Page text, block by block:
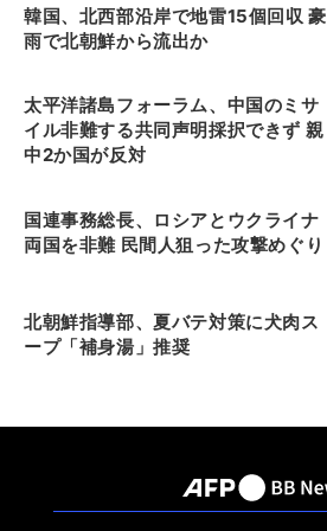
韓国、北西部沿岸で地雷15個回収 豪
雨で北朝鮮から流出か
太平洋諸島フォーラム、中国のミサ
イル非難する共同声明採択できず 親
中2か国が反対
国連事務総長、ロシアとウクライナ
両国を非難 民間人狙った攻撃めぐり
北朝鮮指導部、夏バテ対策に犬肉ス
ープ「補身湯」推奨